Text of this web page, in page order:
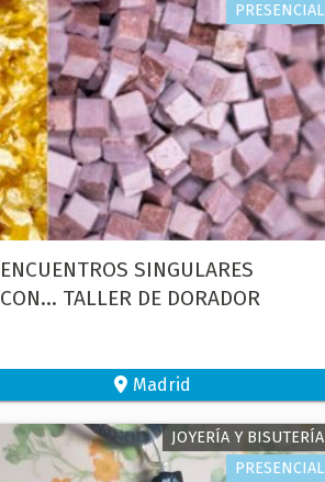
ENCUENTROS SINGULARES
CON... TALLER DE DORADOR
Madrid
PRESENCIAL
JOYERÍA Y BISUTERÍA
PRESENCIAL